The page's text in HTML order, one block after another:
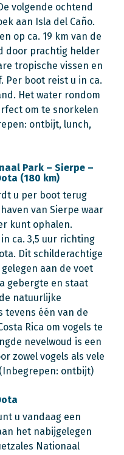
volgende ochtend
aan Isla del Caño.
op ca. 19 km van de
door prachtig helder
tropische vissen en
Per boot reist u in ca.
Het water rondom
om te snorkelen
ontbijt, lunch,
Park – Sierpe –
(180 km)
u per boot terug
van Sierpe waar
kunt ophalen.
ca. 3,5 uur richting
Dit schilderachtige
aan de voet
gebergte en staat
natuurlijke
tevens één van de
Rica om vogels te
nevelwoud is een
zowel vogels als vele
ontbijt)
u vandaag een
het nabijgelegen
Nationaal